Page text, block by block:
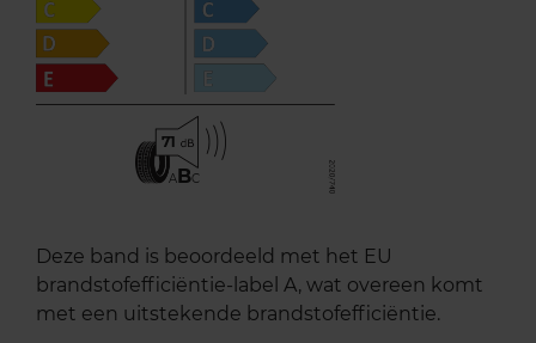
71
ABC
Deze band is beoordeeld met het EU
brandstofefficiëntie-label A, wat overeen komt
met een uitstekende brandstofefficiëntie.